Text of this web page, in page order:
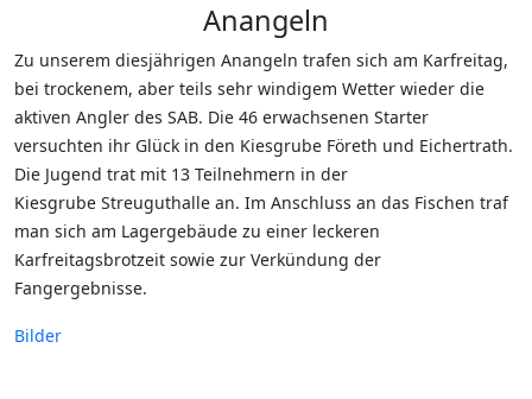
Anangeln
Zu unserem diesjährigen Anangeln trafen sich am Karfreitag,
bei trockenem, aber teils sehr windigem Wetter wieder die
aktiven Angler des SAB. Die 46 erwachsenen Starter
versuchten ihr Glück in den Kiesgrube Företh und Eichertrath.
Die Jugend trat mit 13 Teilnehmern in der
Kiesgrube Streuguthalle an. Im Anschluss an das Fischen traf
man sich am Lagergebäude zu einer leckeren
Karfreitagsbrotzeit sowie zur Verkündung der
Fangergebnisse.
Bilder